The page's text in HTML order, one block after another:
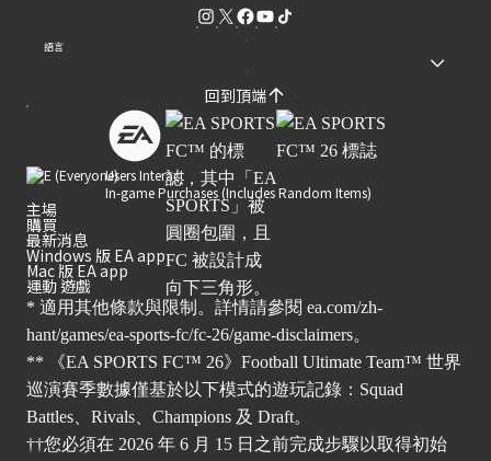
語言
回到頂端
Users Interact
In-game Purchases (Includes Random Items)
主場
購買
最新消息
Windows 版 EA app
Mac 版 EA app
運動 遊戲
* 適用其他條款與限制。詳情請參閱 ea.com/zh-
hant/games/ea-sports-fc/fc-26/game-disclaimers。
** 《EA SPORTS FC™ 26》Football Ultimate Team™ 世界
巡演賽季數據僅基於以下模式的遊玩記錄：Squad
Battles、Rivals、Champions 及 Draft。
††您必須在 2026 年 6 月 15 日之前完成步驟以取得初始